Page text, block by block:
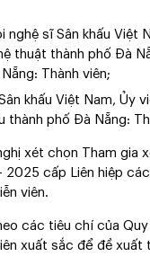
sĩ Sân khấu Việt
thuật thành phố Đà
Thành viên;
khấu Việt Nam, Ủy
thành phố Đà Nẵng:
xét chọn Tham gia
cấp Liên hiệp
viên.
các tiêu chí của
xuất sắc để đề xuất